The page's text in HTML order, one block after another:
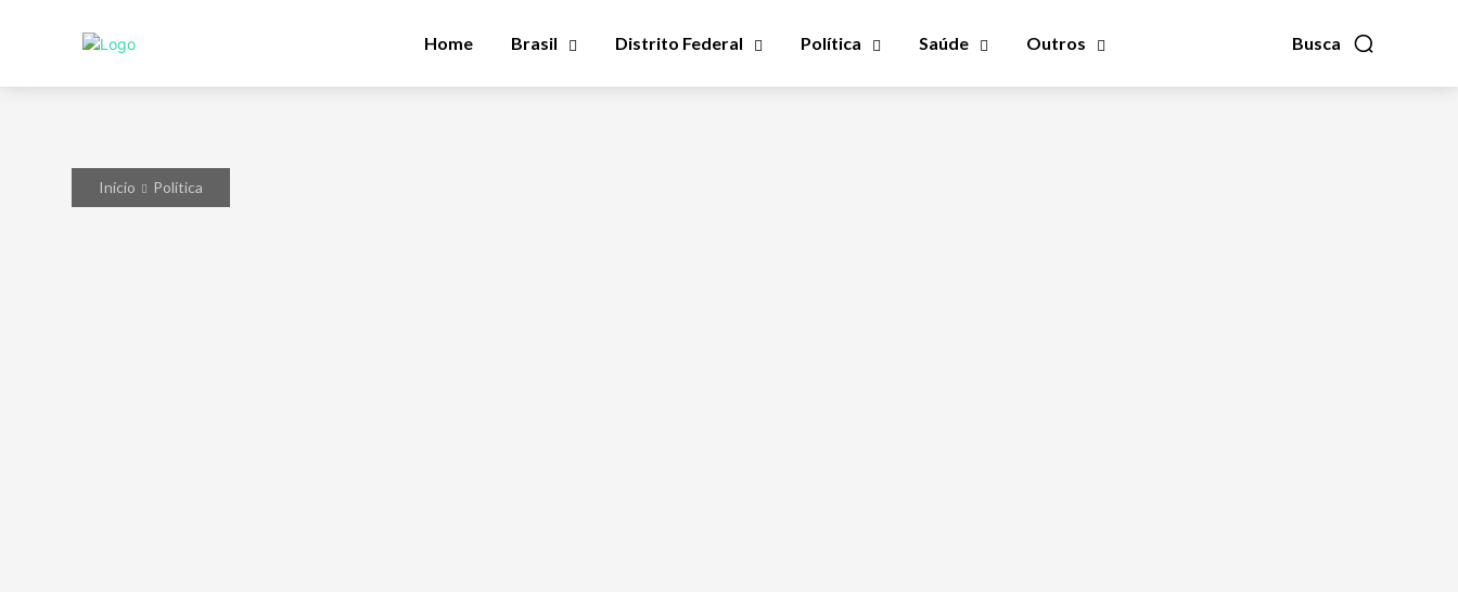
Busca
Home Brasil Distrito Federal Política Saúde Outros
Início Política